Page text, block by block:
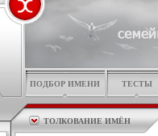
ПОДБОР ИМЕНИ ТЕСТЫ
ТОЛКОВАНИЕ ИМЁН